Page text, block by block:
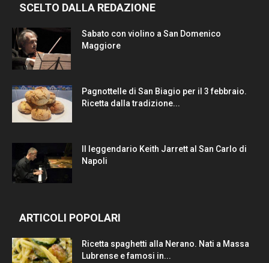
SCELTO DALLA REDAZIONE
Sabato con violino a San Domenico
Maggiore
Pagnottelle di San Biagio per il 3 febbraio.
Ricetta dalla tradizione...
Il leggendario Keith Jarrett al San Carlo di
Napoli
ARTICOLI POPOLARI
Ricetta spaghetti alla Nerano. Nati a Massa
Lubrense e famosi in...